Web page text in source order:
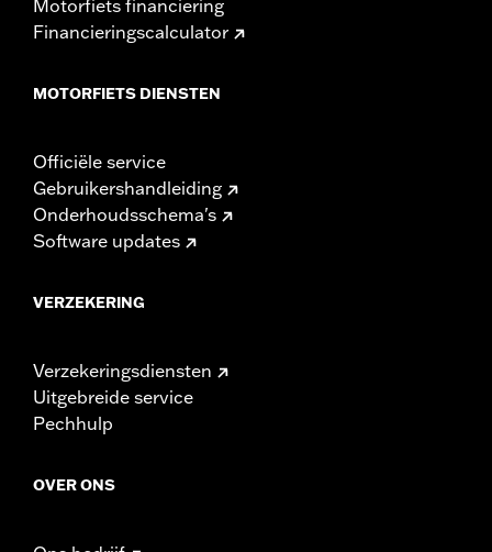
Motorfiets financiering
Financieringscalculator
MOTORFIETS DIENSTEN
Officiële service
Gebruikershandleiding
Onderhoudsschema's
Software updates
VERZEKERING
Verzekeringsdiensten
Uitgebreide service
Pechhulp
OVER ONS